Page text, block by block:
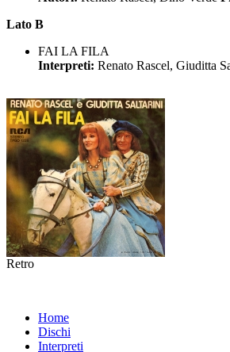
Lato B
FAI LA FILA
Interpreti: Renato Rascel, Giuditta
Retro
Home
Dischi
Interpreti